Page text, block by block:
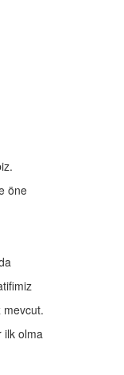
öne
mevcut.
ilk olma